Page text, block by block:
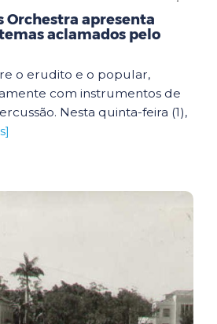
Orchestra apresenta
aclamados pelo
o erudito e o popular,
com instrumentos de
Nesta quinta-feira (1),